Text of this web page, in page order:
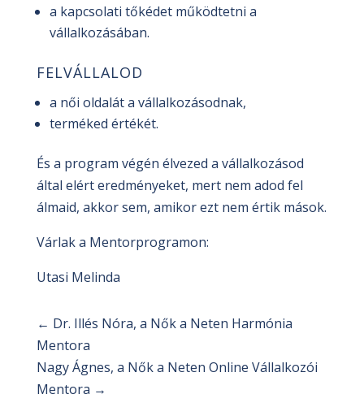
a kapcsolati tőkédet működtetni a
vállalkozásában.
FELVÁLLALOD
a női oldalát a vállalkozásodnak,
terméked értékét.
És a program végén élvezed a vállalkozásod
által elért eredményeket, mert nem adod fel
álmaid, akkor sem, amikor ezt nem értik mások.
Várlak a Mentorprogramon:
Utasi Melinda
← Dr. Illés Nóra, a Nők a Neten Harmónia
Mentora
Nagy Ágnes, a Nők a Neten Online Vállalkozói
Mentora →